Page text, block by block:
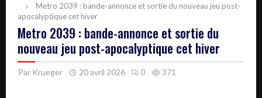
Metro 2039 : bande-annonce et sortie du nouveau jeu post-
apocalyptique cet hiver
Metro 2039 : bande-annonce et sortie du
nouveau jeu post-apocalyptique cet hiver
Par Krueger 20 avril 2026 0 371